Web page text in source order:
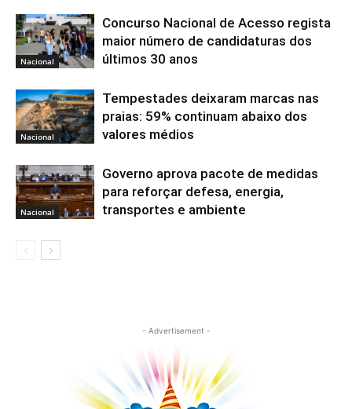
Nacional
Concurso Nacional de Acesso regista
maior número de candidaturas dos
últimos 30 anos
Nacional
Tempestades deixaram marcas nas
praias: 59% continuam abaixo dos
valores médios
Nacional
Governo aprova pacote de medidas
para reforçar defesa, energia,
transportes e ambiente
- Advertisement -